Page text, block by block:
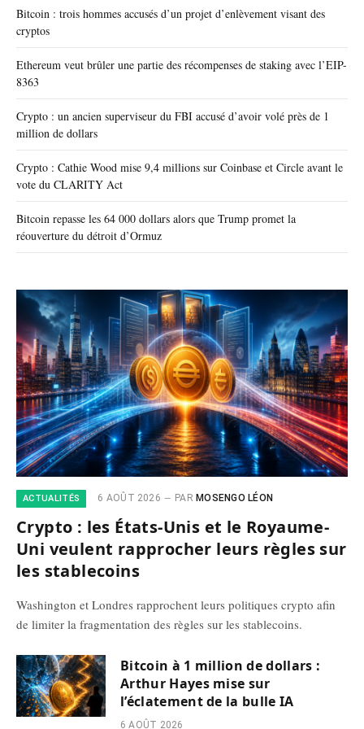
Bitcoin : trois hommes accusés d’un projet d’enlèvement visant des
cryptos
Ethereum veut brûler une partie des récompenses de staking avec l’EIP-
8363
Crypto : un ancien superviseur du FBI accusé d’avoir volé près de 1
million de dollars
Crypto : Cathie Wood mise 9,4 millions sur Coinbase et Circle avant le
vote du CLARITY Act
Bitcoin repasse les 64 000 dollars alors que Trump promet la
réouverture du détroit d’Ormuz
ACTUALITÉS 6 AOÛT 2026 PAR MOSENGO LÉON
Crypto : les États-Unis et le Royaume-
Uni veulent rapprocher leurs règles sur
les stablecoins
Washington et Londres rapprochent leurs politiques crypto afin
de limiter la fragmentation des règles sur les stablecoins.
Bitcoin à 1 million de dollars :
Arthur Hayes mise sur
l’éclatement de la bulle IA
6 AOÛT 2026